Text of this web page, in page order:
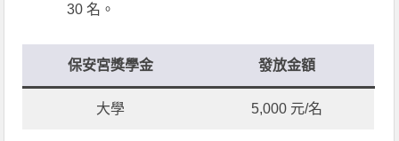
30 名。
保安宮獎學金 發放金額
大學 5,000 元/名